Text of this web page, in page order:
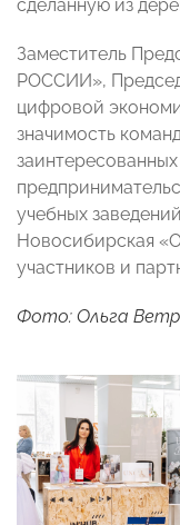
сделанную из
Заместитель
РОССИИ»,
цифровой
значимость
учебных
Новосибирская
участников и
Фото: Ольга